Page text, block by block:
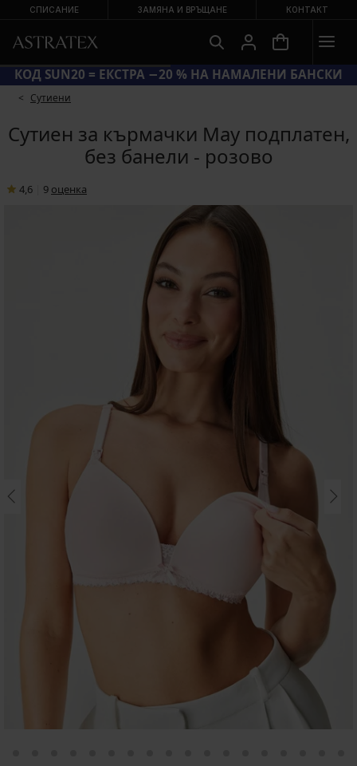
СПИСАНИЕ ЗАМЯНА И ВРЪЩАНЕ КОНТАКТ
КОД SUN20 = ЕКСТРА −20 % НА НАМАЛЕНИ БАНСКИ
Сутиени
Сутиен за кърмачки May подплатен,
без банели - розово
4,6 9 oценка